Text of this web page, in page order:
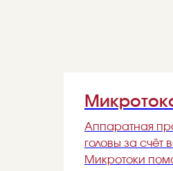
Аппаратная
головы за счёт
Микротоки